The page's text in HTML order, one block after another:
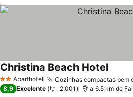
2 EstrelasAparthotel Cozinhas compactas bem
Christina Beach Hotel
8,9 Excelente 2.001 a 6.5 km de